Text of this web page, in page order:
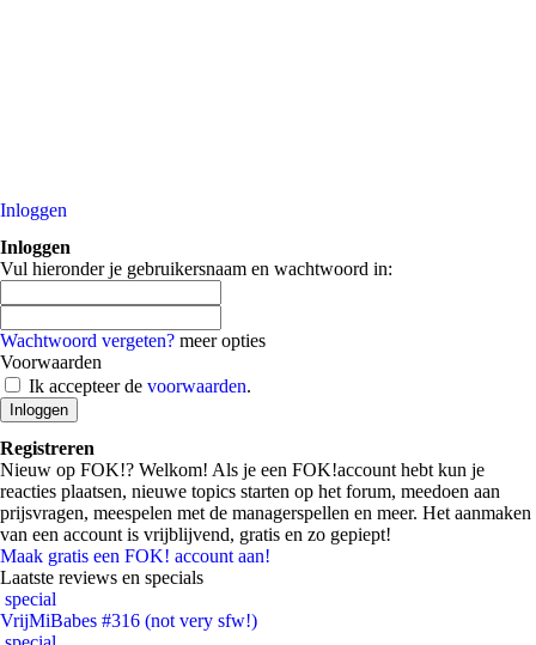
Inloggen
Inloggen
Vul hieronder je gebruikersnaam en wachtwoord in:
Wachtwoord vergeten? meer opties
Voorwaarden
Ik accepteer de voorwaarden.
Registreren
Nieuw op FOK!? Welkom! Als je een FOK!account hebt kun je
reacties plaatsen, nieuwe topics starten op het forum, meedoen aan
prijsvragen, meespelen met de managerspellen en meer. Het aanmaken
van een account is vrijblijvend, gratis en zo gepiept!
Maak gratis een FOK! account aan!
Laatste reviews en specials
special
VrijMiBabes #316 (not very sfw!)